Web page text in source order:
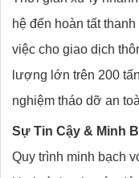
hệ đến hoàn tất
việc cho giao dịch
lượng lớn trên 200
nghiệm tháo dỡ an
Sự Tin Cậy & Minh
Quy trình minh bạch